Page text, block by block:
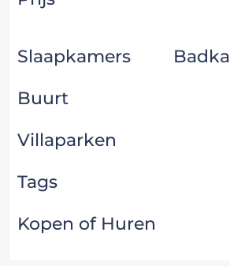
Slaapkamers
Buurt
Villaparken
Tags
Kopen of Huren